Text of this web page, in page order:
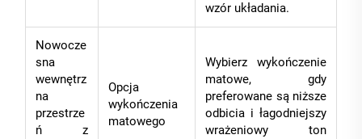
wzór układania.
Nowocze
sna
wewnętrz
na
przestrze
ń z
Opcja
wykończenia
matowego
Wybierz wykończenie
matowe, gdy
preferowane są niższe
odbicia i łagodniejszy
wrażeniowy ton